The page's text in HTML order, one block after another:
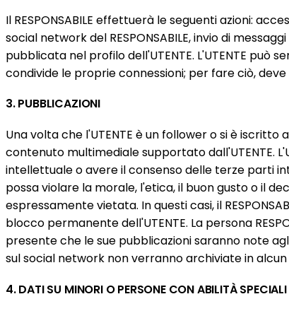
Il RESPONSABILE effettuerà le seguenti azioni:
social network del RESPONSABILE, invio di
pubblicata nel profilo dell'UTENTE. L'UTENTE
condivide le proprie connessioni; per fare ciò,
3. PUBBLICAZIONI
Una volta che l'UTENTE è un follower o si è iscritto
contenuto multimediale supportato dall'UTENTE.
intellettuale o avere il consenso delle terze parti
possa violare la morale, l'etica, il buon gusto o il
espressamente vietata. In questi casi, il
blocco permanente dell'UTENTE. La persona
presente che le sue pubblicazioni saranno note
sul social network non verranno archiviate in alcun
4. DATI SU MINORI O PERSONE CON ABILITÀ SPECIALI